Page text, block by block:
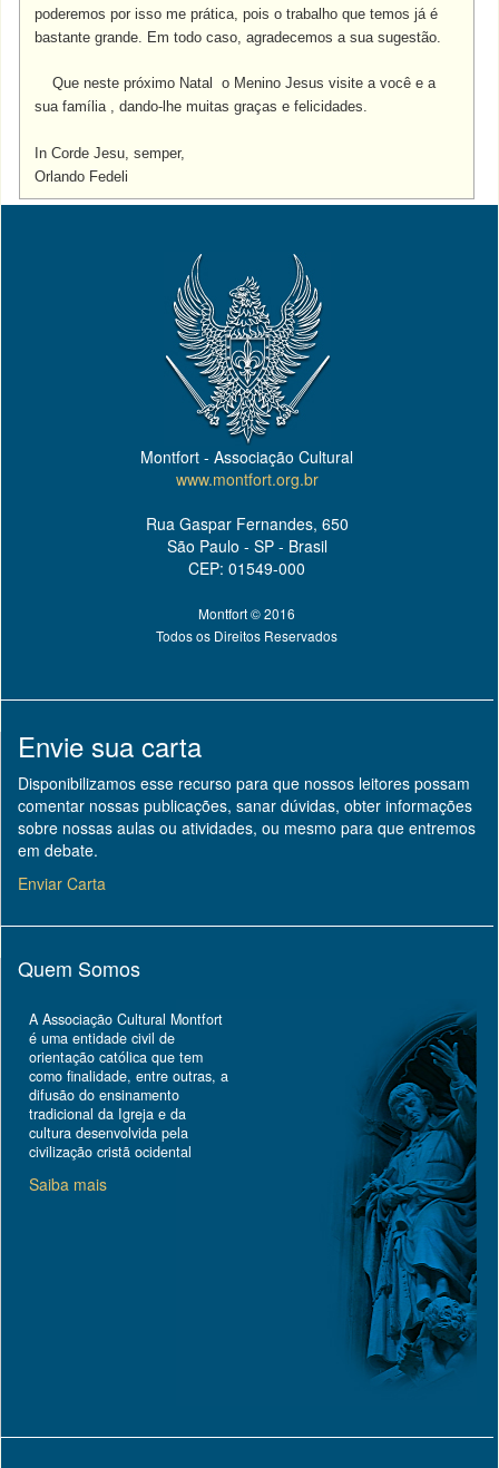
poderemos por isso me prática, pois o trabalho que temos já é
bastante grande. Em todo caso, agradecemos a sua sugestão.
Que neste próximo Natal o Menino Jesus visite a você e a
sua família , dando-lhe muitas graças e felicidades.
In Corde Jesu, semper,
Orlando Fedeli
Montfort - Associação Cultural
www.montfort.org.br
Rua Gaspar Fernandes, 650
São Paulo - SP - Brasil
CEP: 01549-000
Montfort © 2016
Todos os Direitos Reservados
Envie sua carta
Disponibilizamos esse recurso para que nossos leitores possam
comentar nossas publicações, sanar dúvidas, obter informações
sobre nossas aulas ou atividades, ou mesmo para que entremos
em debate.
Enviar Carta
Quem Somos
A Associação Cultural Montfort
é uma entidade civil de
orientação católica que tem
como finalidade, entre outras, a
difusão do ensinamento
tradicional da Igreja e da
cultura desenvolvida pela
civilização cristã ocidental
Saiba mais